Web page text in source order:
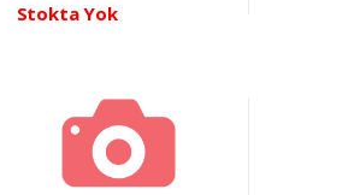
Stokta Yok